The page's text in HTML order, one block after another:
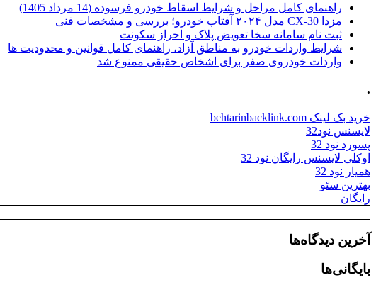
راهنمای کامل مراحل و شرایط اسقاط خودرو فرسوده (14 مرداد 1405)
مزدا CX-30 مدل ۲۰۲۴ آفتاب خودرو؛ بررسی و مشخصات فنی
ثبت نام سامانه سخا تعویض پلاک و احراز سکونت
شرایط واردات خودرو به مناطق آزاد، راهنمای کامل قوانین و محدودیت ها
واردات خودروی صفر برای اشخاص حقیقی ممنوع شد
.
خرید بک لینک behtarinbacklink.com
لایسنس نود32
پسورد نود 32
اوکلی لایسنس رایگان نود 32
همیار نود 32
بهترین سئو
رایگان
آخرین دیدگاه‌ها
بایگانی‌ها